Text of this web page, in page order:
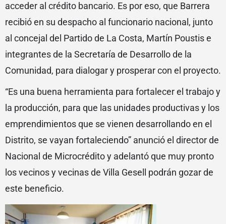
acceder al crédito bancario. Es por eso, que Barrera
recibió en su despacho al funcionario nacional, junto
al concejal del Partido de La Costa, Martín Poustis e
integrantes de la Secretaría de Desarrollo de la
Comunidad, para dialogar y prosperar con el proyecto.
“Es una buena herramienta para fortalecer el trabajo y
la producción, para que las unidades productivas y los
emprendimientos que se vienen desarrollando en el
Distrito, se vayan fortaleciendo” anunció el director de
Nacional de Microcrédito y adelantó que muy pronto
los vecinos y vecinas de Villa Gesell podrán gozar de
este beneficio.